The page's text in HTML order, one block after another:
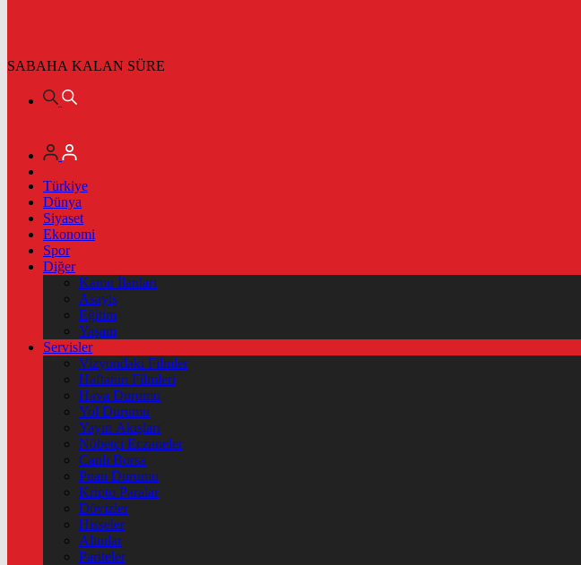
SABAHA KALAN SÜRE
Türkiye
Dünya
Siyaset
Ekonomi
Spor
Diğer
Kamu İlanları
Asayiş
Eğitim
Yaşam
Servisler
Vizyondaki Filmler
Haftanin Filmleri
Hava Durumu
Yol Durumu
Yayın Akışları
Nöbetçi Eczaneler
Canlı Borsa
Puan Durumu
Kripto Paralar
Dövizler
Hisseler
Altınlar
Pariteler